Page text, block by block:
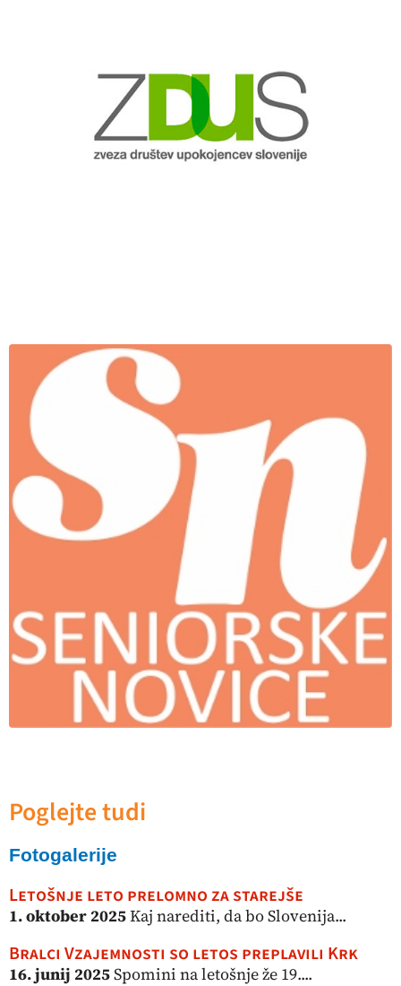
Poglejte tudi
Fotogalerije
Letošnje leto prelomno za starejše
1. oktober 2025Kaj narediti, da bo Slovenija...
Bralci Vzajemnosti so letos preplavili Krk
16. junij 2025Spomini na letošnje že 19....